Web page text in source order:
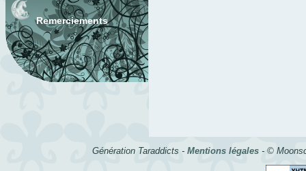
Remerciements
Génération Taraddicts - Mentions légales- ©